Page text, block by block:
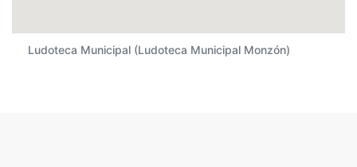
Ludoteca Municipal (Ludoteca Municipal Monzón)